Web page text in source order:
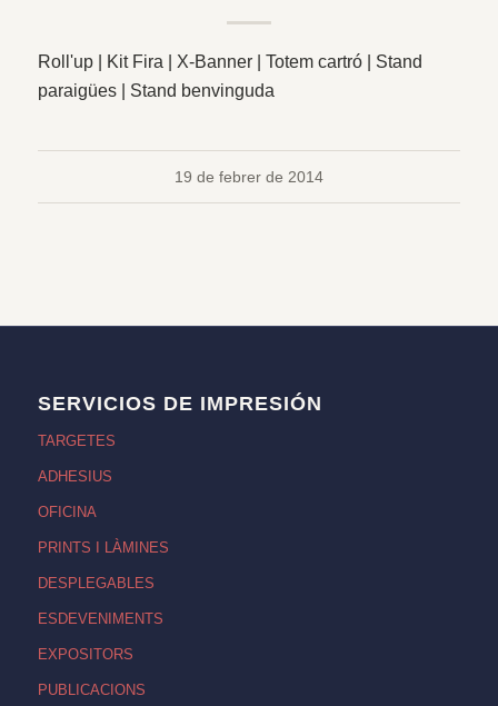
Roll'up | Kit Fira | X-Banner | Totem cartró | Stand
paraigües | Stand benvinguda
19 de febrer de 2014
SERVICIOS DE IMPRESIÓN
TARGETES
ADHESIUS
OFICINA
PRINTS I LÀMINES
DESPLEGABLES
ESDEVENIMENTS
EXPOSITORS
PUBLICACIONS